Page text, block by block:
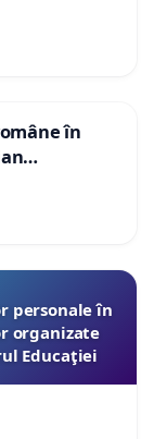
în
de
personale în
organizate
Educaţiei